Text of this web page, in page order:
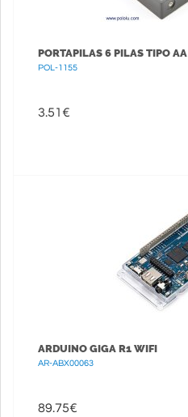
PORTAPILAS 6 PILAS TIPO AA
POL-1155
3.51€
ARDUINO GIGA R1 WIFI
AR-ABX00063
89.75€